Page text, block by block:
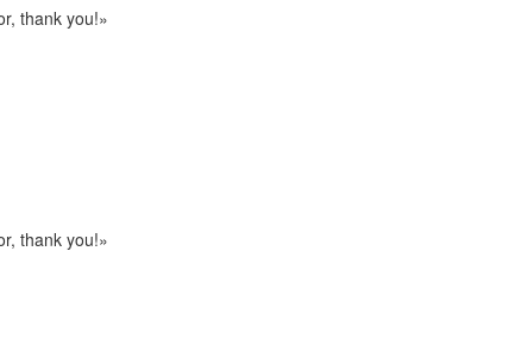
thank you!»
thank you!»